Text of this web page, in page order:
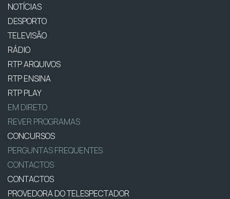
NOTÍCIAS
DESPORTO
TELEVISÃO
RÁDIO
RTP ARQUIVOS
RTP ENSINA
RTP PLAY
EM DIRETO
REVER PROGRAMAS
CONCURSOS
PERGUNTAS FREQUENTES
CONTACTOS
CONTACTOS
PROVEDORA DO TELESPECTADOR